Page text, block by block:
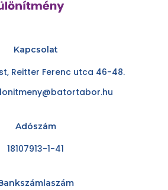
Kapcsolat
Reitter Ferenc utca 46-48.
Adószám
18107913-1-41